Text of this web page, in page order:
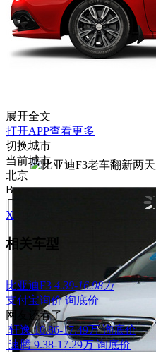
展开全文
打开APP查看更多
切换城市
当前城市
北京
B
X
相关车型
比亚迪F3 4.39-16.98万
支付宝询价 询底价
网友还看了
轩逸 10.86-17.49万 询底价
速腾 9.38-17.29万 询底价